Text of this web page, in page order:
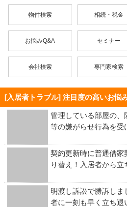
物件検索 相続・税金
お悩みQ&A セミナー
会社検索 専門家検索
[入居者トラブル] 注目度の高いお悩
管理している部屋の
等の嫌がらせ行為を受
契約更新時に普通借家
り替え！入居者から
明渡し訴訟で勝訴し
者に一刻も早く立ち退